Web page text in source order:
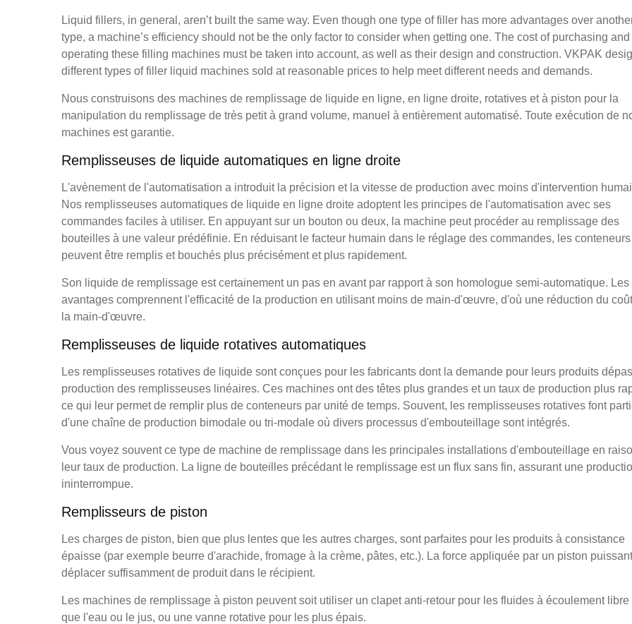
Liquid fillers, in general, aren’t built the same way. Even though one type of filler has more advantages over
type, a machine’s efficiency should not be the only factor to consider when getting one. The cost of purchasing and
operating these filling machines must be taken into account, as well as their design and construction. VKPAK
different types of filler liquid machines sold at reasonable prices to help meet different needs and demands.
Nous construisons des machines de remplissage de liquide en ligne, en ligne droite, rotatives et à piston pour la
manipulation du remplissage de très petit à grand volume, manuel à entièrement automatisé. Toute exécution de
machines est garantie.
Remplisseuses de liquide automatiques en ligne droite
L'avènement de l'automatisation a introduit la précision et la vitesse de production avec moins d'intervention
Nos remplisseuses automatiques de liquide en ligne droite adoptent les principes de l'automatisation avec ses
commandes faciles à utiliser. En appuyant sur un bouton ou deux, la machine peut procéder au remplissage des
bouteilles à une valeur prédéfinie. En réduisant le facteur humain dans le réglage des commandes, les conteneurs
peuvent être remplis et bouchés plus précisément et plus rapidement.
Son liquide de remplissage est certainement un pas en avant par rapport à son homologue semi-automatique. Les
avantages comprennent l'efficacité de la production en utilisant moins de main-d'œuvre, d'où une réduction du
la main-d'œuvre.
Remplisseuses de liquide rotatives automatiques
Les remplisseuses rotatives de liquide sont conçues pour les fabricants dont la demande pour leurs produits
production des remplisseuses linéaires. Ces machines ont des têtes plus grandes et un taux de production plus
ce qui leur permet de remplir plus de conteneurs par unité de temps. Souvent, les remplisseuses rotatives font
d'une chaîne de production bimodale ou tri-modale où divers processus d'embouteillage sont intégrés.
Vous voyez souvent ce type de machine de remplissage dans les principales installations d'embouteillage en
leur taux de production. La ligne de bouteilles précédant le remplissage est un flux sans fin, assurant une
ininterrompue.
Remplisseurs de piston
Les charges de piston, bien que plus lentes que les autres charges, sont parfaites pour les produits à consistance
épaisse (par exemple beurre d'arachide, fromage à la crème, pâtes, etc.). La force appliquée par un piston
déplacer suffisamment de produit dans le récipient.
Les machines de remplissage à piston peuvent soit utiliser un clapet anti-retour pour les fluides à écoulement libre
que l'eau ou le jus, ou une vanne rotative pour les plus épais.